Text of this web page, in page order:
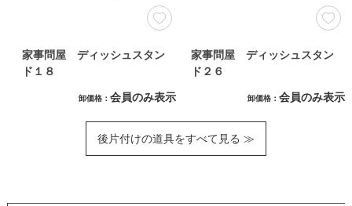
家事問屋 ディッシュスタン
ド１８
卸価格 会員のみ表示
家事問屋 ディッシュスタン
ド２６
卸価格 会員のみ表示
後片付けの道具をすべて見る ≫